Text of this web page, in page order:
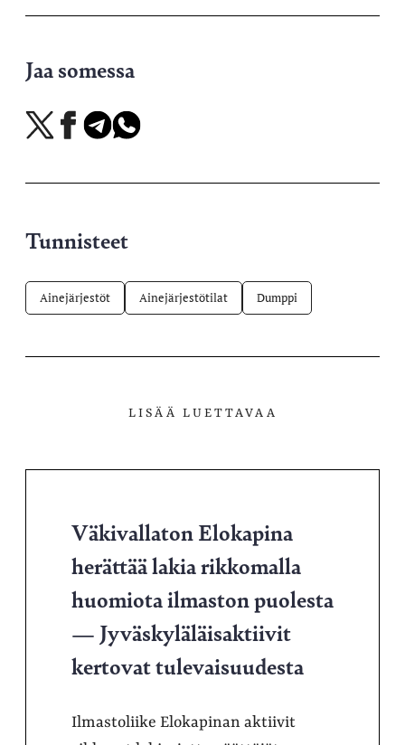
Jaa somessa
Jaa
X-
Jaa
Facebookissa
Jaa
Telegramissa
Jaa
WhatsAppissa
Tunnisteet
Ainejärjestöt Ainejärjestötilat Dumppi
LISÄÄ LUETTAVAA
Väkivallaton Elokapina
herättää lakia rikkomalla
huomiota ilmaston puolesta
— Jyväskyläläisaktiivit
kertovat tulevaisuudesta
Ilmastoliike Elokapinan aktiivit